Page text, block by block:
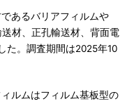
あるバリアフィルムや
材、正孔輸送材、背面電
た。調査期間は2025年10
ルムはフィルム基板型の